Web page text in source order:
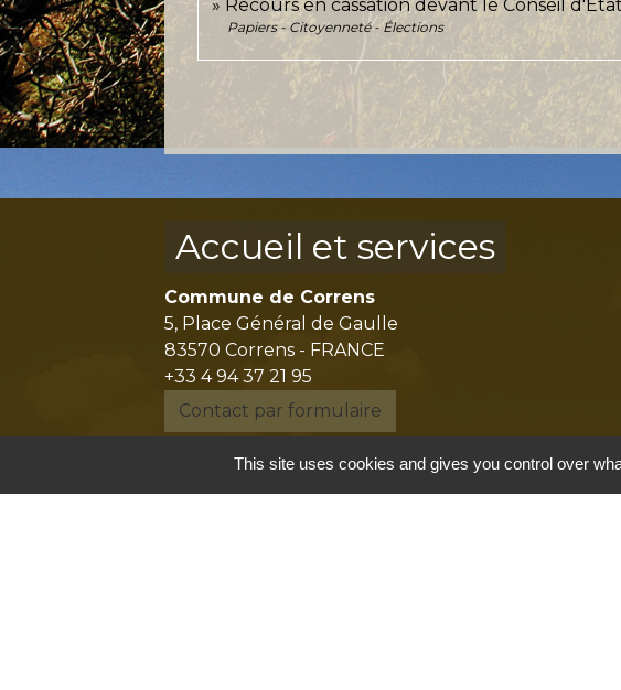
Recours en cassation devant le Conseil d'État
Papiers - Citoyenneté - Élections
Accueil et services
Commune de Correns
5, Place Général de Gaulle
83570 Correns - FRANCE
+33 4 94 37 21 95
Contact par formulaire
This site uses cookies and gives you control over